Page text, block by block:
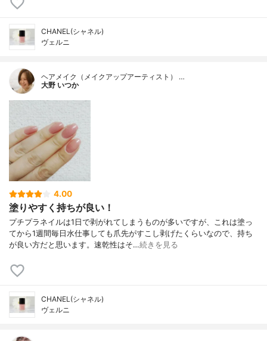
CHANEL(シャネル)
ヴェルニ
ヘアメイク（メイクアップアーティスト） …
大野 いつか
4.00
塗りやすく持ちが良い！
プチプラネイルは1日で剥がれてしまうものが多いですが、これは塗っ
てから1週間毎日水仕事しても爪先がすこし剥げたくらいなので、持ち
が良い方だと思います。速乾性はそ…続きを見る
CHANEL(シャネル)
ヴェルニ